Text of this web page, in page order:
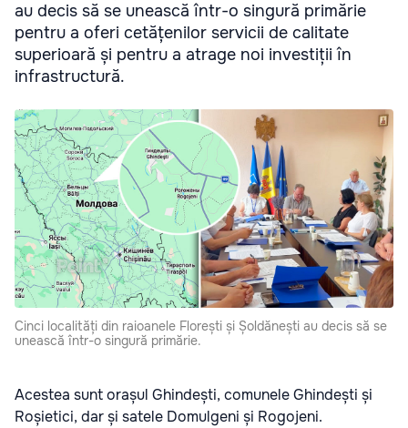
au decis să se unească într-o singură primărie
pentru a oferi cetățenilor servicii de calitate
superioară și pentru a atrage noi investiții în
infrastructură.
Cinci localități din raioanele Florești și Șoldănești au decis să se
unească într-o singură primărie.
Acestea sunt orașul Ghindești, comunele Ghindești și
Roșietici, dar și satele Domulgeni și Rogojeni.